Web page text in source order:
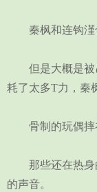
秦枫和连钩漌
但是大概是被
耗了太多T力，秦
骨制的玩偶摔在
那些还在热身
的声音。